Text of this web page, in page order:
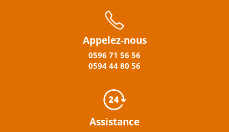
Appelez-nous
0596 71 56 56
0594 44 80 56
Assistance